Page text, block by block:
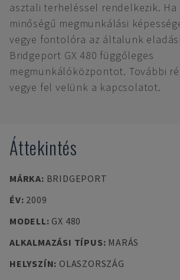
asztali terheléssel rendelkezik. Ha
minőségű megmunkálási
vegye fontolóra az általunk
Bridgeport GX 480 függőleges
megmunkálóközpontot. További
vegye fel velünk a kapcsolatot.
Áttekintés
MÁRKA: BRIDGEPORT
ÉV: 2009
MODELL: GX 480
ALKALMAZÁSI TÍPUS: MARÁS
HELYSZÍN: OLASZORSZÁG